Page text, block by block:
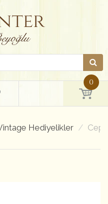
0
Hediyelikler Cep